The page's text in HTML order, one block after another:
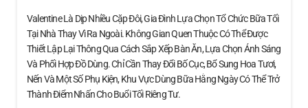
Valentine Là Dịp Nhiều Cặp Đôi, Gia Đình Lựa Chọn Tổ Chức Bữa Tối
Tại Nhà Thay Vì Ra Ngoài. Không Gian Quen Thuộc Có Thể Được
Thiết Lập Lại Thông Qua Cách Sắp Xếp Bàn Ăn, Lựa Chọn Ánh Sáng
Và Phối Hợp Đồ Dùng. Chỉ Cần Thay Đổi Bố Cục, Bổ Sung Hoa Tươi,
Nến Và Một Số Phụ Kiện, Khu Vực Dùng Bữa Hằng Ngày Có Thể Trở
Thành Điểm Nhấn Cho Buổi Tối Riêng Tư.